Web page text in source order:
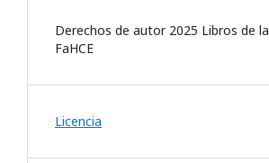
Derechos de autor 2025 Libros de la
FaHCE
Licencia